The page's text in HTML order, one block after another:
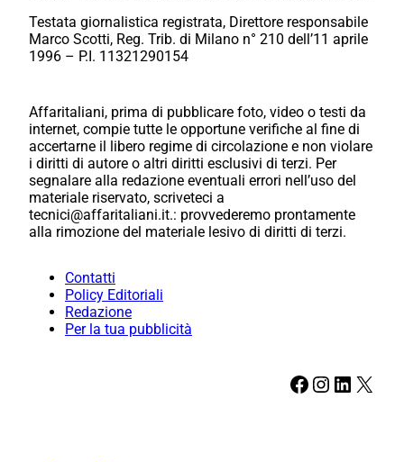
Testata giornalistica registrata, Direttore responsabile
Marco Scotti, Reg. Trib. di Milano n° 210 dell’11 aprile
1996 – P.I. 11321290154
Affaritaliani, prima di pubblicare foto, video o testi da
internet, compie tutte le opportune verifiche al fine di
accertarne il libero regime di circolazione e non violare
i diritti di autore o altri diritti esclusivi di terzi. Per
segnalare alla redazione eventuali errori nell’uso del
materiale riservato, scriveteci a
tecnici@affaritaliani.it.: provvederemo prontamente
alla rimozione del materiale lesivo di diritti di terzi.
Contatti
Policy Editoriali
Redazione
Per la tua pubblicità
Facebook Instagram LinkedIn X